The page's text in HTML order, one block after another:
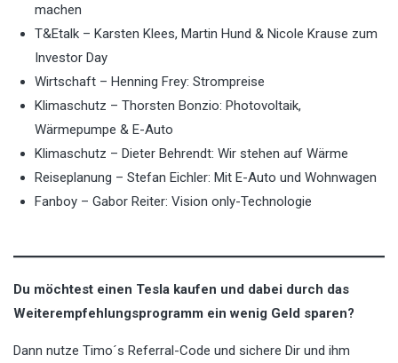
machen
T&Etalk – Karsten Klees, Martin Hund & Nicole Krause zum
Investor Day
Wirtschaft – Henning Frey: Strompreise
Klimaschutz – Thorsten Bonzio: Photovoltaik,
Wärmepumpe & E-Auto
Klimaschutz – Dieter Behrendt: Wir stehen auf Wärme
Reiseplanung – Stefan Eichler: Mit E-Auto und Wohnwagen
Fanboy – Gabor Reiter: Vision only-Technologie
Du möchtest einen Tesla kaufen und dabei durch das
Weiterempfehlungsprogramm ein wenig Geld sparen?
Dann nutze Timo´s Referral-Code und sichere Dir und ihm